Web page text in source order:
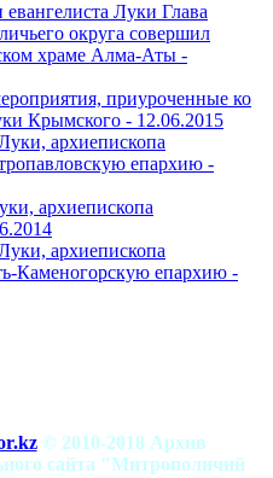
Луки Глава
округа совершил
храме Алма-Аты -
приуроченные ко
Крымского - 12.06.2015
архиепископа
епархию -
архиепископа
архиепископа
Каменогорскую епархию -
© 2010-2018 Архив
сайта "Митрополичий